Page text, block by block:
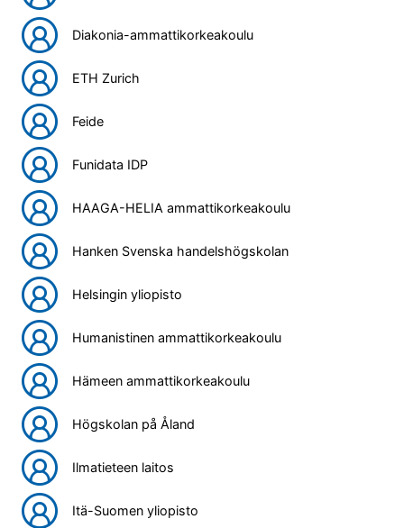
Diakonia-ammattikorkeakoulu
ETH Zurich
Feide
Funidata IDP
HAAGA-HELIA ammattikorkeakoulu
Hanken Svenska handelshögskolan
Helsingin yliopisto
Humanistinen ammattikorkeakoulu
Hämeen ammattikorkeakoulu
Högskolan på Åland
Ilmatieteen laitos
Itä-Suomen yliopisto